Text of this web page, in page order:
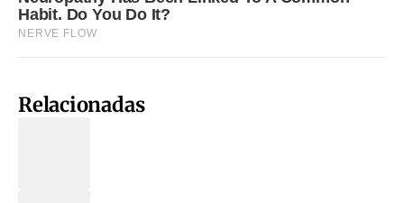
Relacionadas